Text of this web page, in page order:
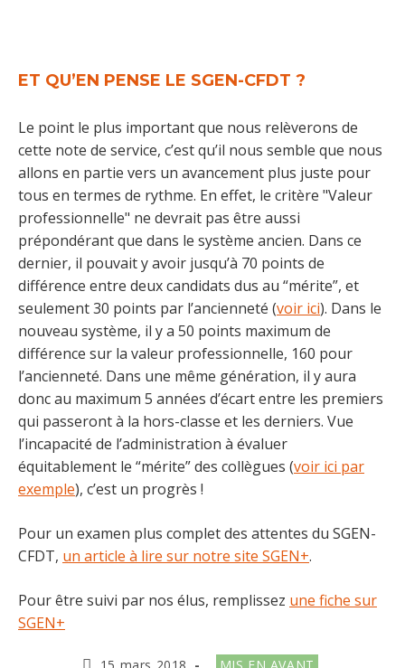
ET QU’EN PENSE LE SGEN-CFDT ?
Le point le plus important que nous relèverons de
cette note de service, c’est qu’il nous semble que nous
allons en partie vers un avancement plus juste pour
tous en termes de rythme. En effet, le critère "Valeur
professionnelle" ne devrait pas être aussi
prépondérant que dans le système ancien. Dans ce
dernier, il pouvait y avoir jusqu’à 70 points de
différence entre deux candidats dus au “mérite”, et
seulement 30 points par l’ancienneté (voir ici). Dans le
nouveau système, il y a 50 points maximum de
différence sur la valeur professionnelle, 160 pour
l’ancienneté. Dans une même génération, il y aura
donc au maximum 5 années d’écart entre les premiers
qui passeront à la hors-classe et les derniers. Vue
l’incapacité de l’administration à évaluer
équitablement le “mérite” des collègues (voir ici par
exemple), c’est un progrès !
Pour un examen plus complet des attentes du SGEN-
CFDT, un article à lire sur notre site SGEN+.
Pour être suivi par nos élus, remplissez une fiche sur
SGEN+
Publication Post